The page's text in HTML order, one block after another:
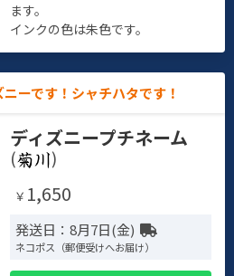
ます。
インクの色は朱色です。
ーです！シャチハタです！
ディズニープチネーム
( )
￥ 1,650
発送日：8月7日(金)
ネコポス（郵便受けへお届け）